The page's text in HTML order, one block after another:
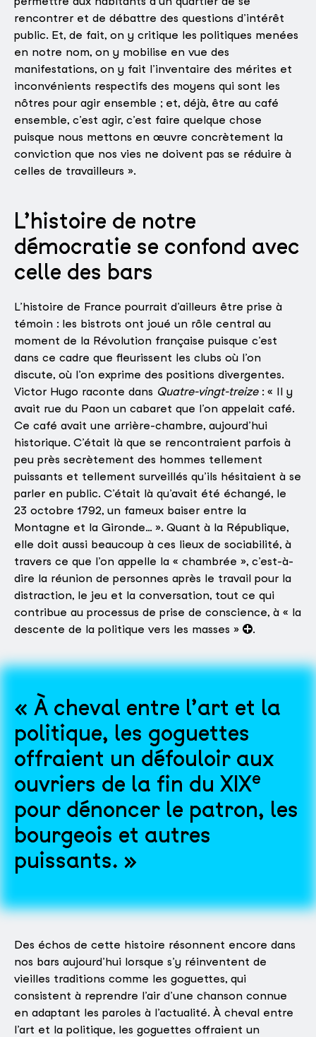
rencontrer et de débattre des questions d’intérêt
public. Et, de fait, on y critique les politiques menées
en notre nom, on y mobilise en vue des
manifestations, on y fait l’inventaire des mérites et
inconvénients respectifs des moyens qui sont les
nôtres pour agir ensemble ; et, déjà, être au café
ensemble, c’est agir, c’est faire quelque chose
puisque nous mettons en œuvre concrètement la
conviction que nos vies ne doivent pas se réduire à
celles de travailleurs ».
L’histoire de notre
démocratie se confond avec
celle des bars
L’histoire de France pourrait d’ailleurs être prise à
témoin : les bistrots ont joué un rôle central au
moment de la Révolution française puisque c’est
dans ce cadre que fleurissent les clubs où l’on
discute, où l’on exprime des positions divergentes.
Victor Hugo raconte dans Quatre-vingt-treize : « Il y
avait rue du Paon un cabaret que l’on appelait café.
Ce café avait une arrière-chambre, aujourd’hui
historique. C’était là que se rencontraient parfois à
peu près secrètement des hommes tellement
puissants et tellement surveillés qu’ils hésitaient à se
parler en public. C’était là qu’avait été échangé, le
23 octobre 1792, un fameux baiser entre la
Montagne et la Gironde… ». Quant à la République,
elle doit aussi beaucoup à ces lieux de sociabilité, à
travers ce que l’on appelle la « chambrée », c’est-à-
dire la réunion de personnes après le travail pour la
distraction, le jeu et la conversation, tout ce qui
contribue au processus de prise de conscience, à « la
descente de la politique vers les masses »
.
À cheval entre l’art et la
politique, les goguettes
offraient un défouloir aux
ouvriers de la fin du XIXe
pour dénoncer le patron, les
bourgeois et autres
puissants.
Des échos de cette histoire résonnent encore dans
nos bars aujourd’hui lorsque s’y réinventent de
vieilles traditions comme les goguettes, qui
consistent à reprendre l’air d’une chanson connue
en adaptant les paroles à l’actualité. À cheval entre
l’art et la politique, les goguettes offraient un